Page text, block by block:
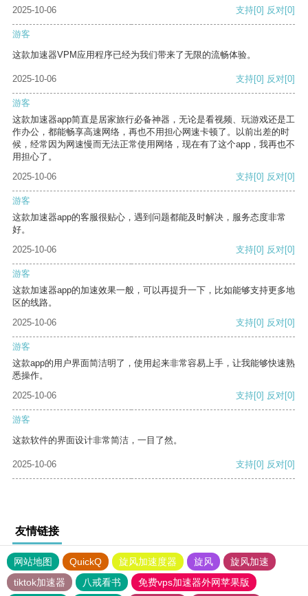
2025-10-06
支持[0] 反对[0]
游客
这款加速器VPM应用程序已经为我们带来了无限的流畅体验。
2025-10-06 支持[0] 反对[0]
游客
这款加速器app简直是居家旅行必备神器，无论是看视频、玩游戏还是工
作办公，都能畅享高速网络，再也不用担心网速卡顿了。以前出差的时
候，经常因为网速慢而无法正常使用网络，现在有了这个app，我再也不
用担心了。
2025-10-06
支持[0] 反对[0]
游客
这款加速器app的客服很贴心，遇到问题都能及时解决，服务态度非常
好。
2025-10-06
支持[0] 反对[0]
游客
这款加速器app的加速效果一般，可以再提升一下，比如能够支持更多地
区的线路。
2025-10-06
支持[0] 反对[0]
游客
这款app的用户界面简洁明了，使用起来非常容易上手，让我能够快速熟
悉操作。
2025-10-06
支持[0] 反对[0]
游客
这款软件的界面设计非常简洁，一目了然。
2025-10-06 支持[0] 反对[0]
友情链接
网站地图 QuickQ 旋风加速度器 旋风
旋风加速
tiktok加速器
八戒看书 免费vps加速器外网苹果版